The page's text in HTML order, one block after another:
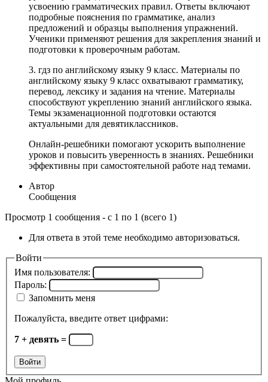
усвоению грамматических правил. Ответы включают
подробные пояснения по грамматике, анализ
предложений и образцы выполнения упражнений.
Ученики применяют решения для закрепления знаний и
подготовки к проверочным работам.
3. гдз по английскому языку 9 класс. Материалы по
английскому языку 9 класс охватывают грамматику,
перевод, лексику и задания на чтение. Материалы
способствуют укреплению знаний английского языка.
Темы экзаменационной подготовки остаются
актуальными для девятиклассников.
Онлайн-решебники помогают ускорить выполнение
уроков и повысить уверенность в знаниях. Решебники
эффективны при самостоятельной работе над темами.
Автор
Сообщения
Просмотр 1 сообщения - с 1 по 1 (всего 1)
Для ответа в этой теме необходимо авторизоваться.
Войти
Имя пользователя:
Пароль:
Запомнить меня
Пожалуйста, введите ответ цифрами:
7 + девять =
Войти